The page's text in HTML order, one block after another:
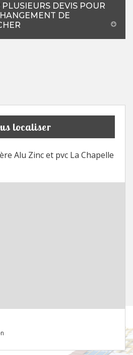
DEVIS POUR
DE
localiser
Alu Zinc et pvc La Chapelle